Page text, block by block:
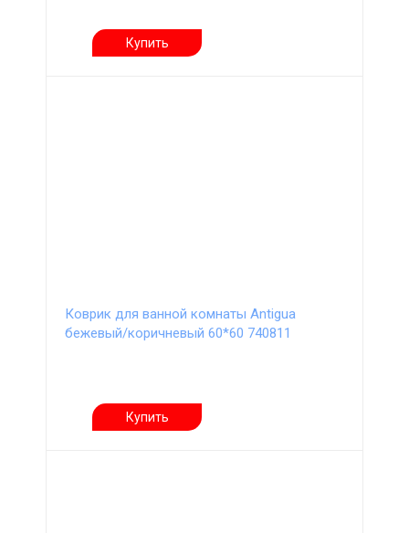
Купить
Коврик для ванной комнаты Antigua
бежевый/коричневый 60*60 740811
Купить